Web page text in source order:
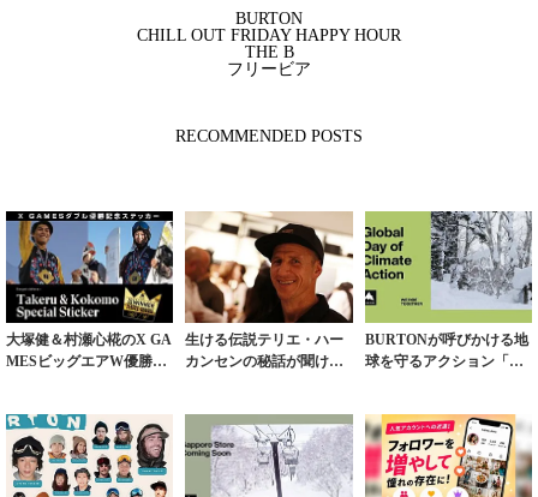
BURTON
CHILL OUT FRIDAY HAPPY HOUR
THE B
フリービア
RECOMMENDED POSTS
大塚健＆村瀬心椛のX GA
MESビッグエアW優勝記
生ける伝説テリエ・ハー
カンセンの秘話が聞ける
BURTONが呼びかける地
球を守るアクション「世